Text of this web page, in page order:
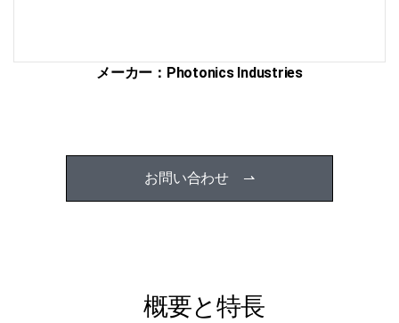
メーカー：Photonics Industries
お問い合わせ ⇀
概要と特長